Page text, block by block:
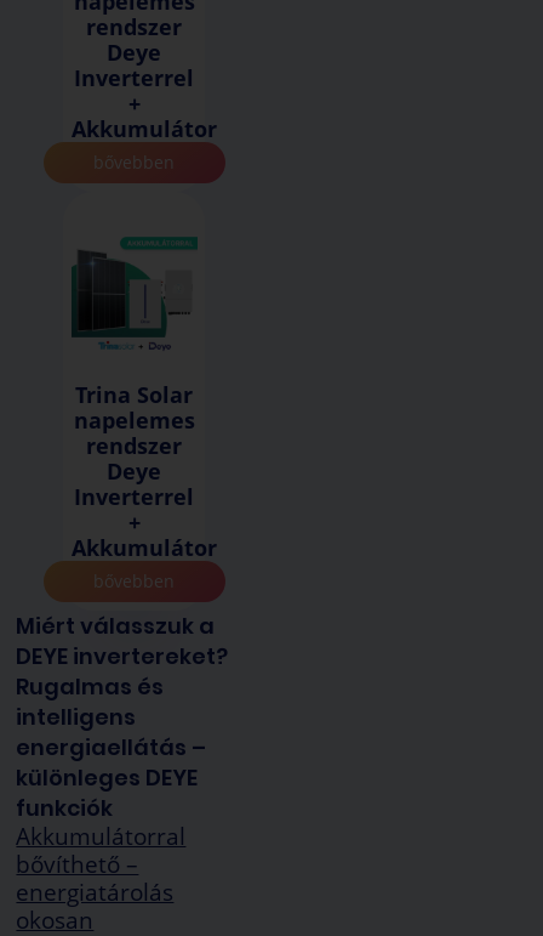
rendszer
Deye
Inverterrel
+
Akkumulátor
bővebben
Trina Solar
napelemes
rendszer
Deye
Inverterrel
+
Akkumulátor
bővebben
Miért válasszuk a
DEYE invertereket?
Rugalmas és
intelligens
energiaellátás –
különleges DEYE
funkciók
Akkumulátorral
bővíthető –
energiatárolás
okosan